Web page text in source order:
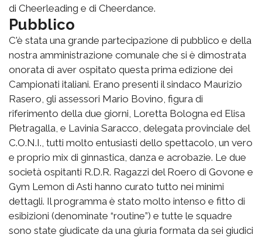
di Cheerleading e di Cheerdance.
Pubblico
C'è stata una grande partecipazione di pubblico e della
nostra amministrazione comunale che si è dimostrata
onorata di aver ospitato questa prima edizione dei
Campionati italiani. Erano presenti il sindaco Maurizio
Rasero, gli assessori Mario Bovino, figura di
riferimento della due giorni, Loretta Bologna ed Elisa
Pietragalla, e Lavinia Saracco, delegata provinciale del
C.O.N.I., tutti molto entusiasti dello spettacolo, un vero
e proprio mix di ginnastica, danza e acrobazie. Le due
società ospitanti R.D.R. Ragazzi del Roero di Govone e
Gym Lemon di Asti hanno curato tutto nei minimi
dettagli. Il programma è stato molto intenso e fitto di
esibizioni (denominate “routine”) e tutte le squadre
sono state giudicate da una giuria formata da sei giudici